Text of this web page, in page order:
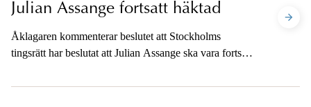
Julian Assange fortsatt häktad
Åklagaren kommenterar beslutet att Stockholms
tingsrätt har beslutat att Julian Assange ska vara fortsatt